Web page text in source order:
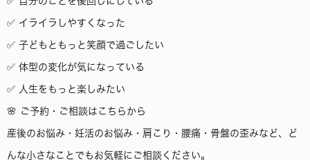
✅ イライラしやすくなった
✅ 子どもともっと笑顔で過ごしたい
✅ 体型の変化が気になっている
✅ 人生をもっと楽しみたい
🌸 ご予約・ご相談はこちらから
産後のお悩み・妊活のお悩み・肩こり・腰痛・骨盤の歪みなど、ど
んな小さなことでもお気軽にご相談ください。